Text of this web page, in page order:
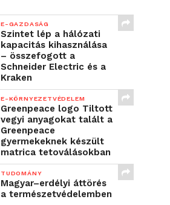
E-GAZDASÁG
Szintet lép a hálózati
kapacitás kihasználása
– összefogott a
Schneider Electric és a
Kraken
E-KÖRNYEZETVÉDELEM
Greenpeace logo Tiltott
vegyi anyagokat talált a
Greenpeace
gyermekeknek készült
matrica tetoválásokban
TUDOMÁNY
Magyar–erdélyi áttörés
a természetvédelemben